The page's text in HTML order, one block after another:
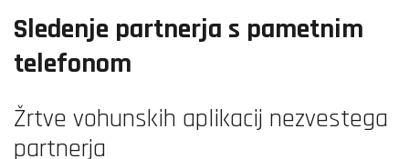
Sledenje partnerja s pametnim
telefonom
Žrtve vohunskih aplikacij nezvestega
partnerja